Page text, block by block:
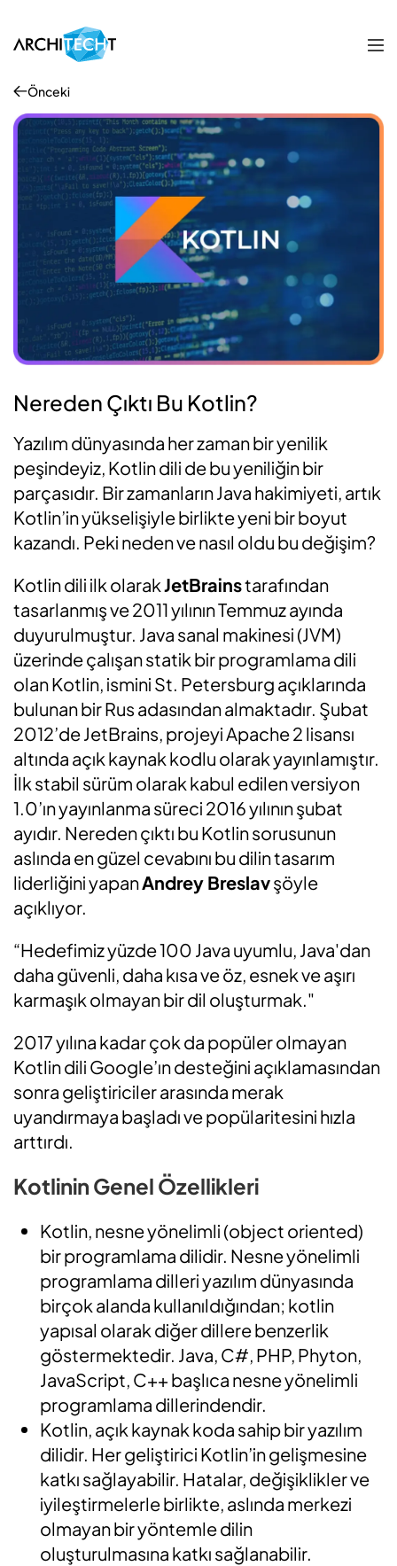
Önceki
Nereden Çıktı Bu Kotlin?
Yazılım dünyasında her zaman bir yenilik
peşindeyiz, Kotlin dili de bu yeniliğin bir
parçasıdır. Bir zamanların Java hakimiyeti, artık
Kotlin’in yükselişiyle birlikte yeni bir boyut
kazandı. Peki neden ve nasıl oldu bu değişim?
Kotlin dili ilk olarakJetBrainstarafından
tasarlanmış ve 2011 yılının Temmuz ayında
duyurulmuştur. Java sanal makinesi (JVM)
üzerinde çalışan statik bir programlama dili
olan Kotlin, ismini St. Petersburg açıklarında
bulunan bir Rus adasından almaktadır. Şubat
2012’de JetBrains, projeyi Apache 2 lisansı
altında açık kaynak kodlu olarak yayınlamıştır.
İlk stabil sürüm olarak kabul edilen versiyon
1.0’ın yayınlanma süreci 2016 yılının şubat
ayıdır. Nereden çıktı bu Kotlin sorusunun
aslında en güzel cevabını bu dilin tasarım
liderliğini yapanAndrey Breslavşöyle
açıklıyor.
“Hedefimiz yüzde 100 Java uyumlu, Java'dan
daha güvenli, daha kısa ve öz, esnek ve aşırı
karmaşık olmayan bir dil oluşturmak."
2017 yılına kadar çok da popüler olmayan
Kotlin dili Google’ın desteğini açıklamasından
sonra geliştiriciler arasında merak
uyandırmaya başladı ve popülaritesini hızla
arttırdı.
Kotlinin Genel Özellikleri
Kotlin, nesne yönelimli (object oriented)
bir programlama dilidir. Nesne yönelimli
programlama dilleri yazılım dünyasında
birçok alanda kullanıldığından; kotlin
yapısal olarak diğer dillere benzerlik
göstermektedir. Java, C#, PHP, Phyton,
JavaScript, C++ başlıca nesne yönelimli
programlama dillerindendir.
Kotlin, açık kaynak koda sahip bir yazılım
dilidir. Her geliştirici Kotlin’in gelişmesine
katkı sağlayabilir. Hatalar, değişiklikler ve
iyileştirmelerle birlikte, aslında merkezi
olmayan bir yöntemle dilin
oluşturulmasına katkı sağlanabilir.